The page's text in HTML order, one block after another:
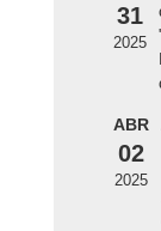
31
2025
ABR
02
2025